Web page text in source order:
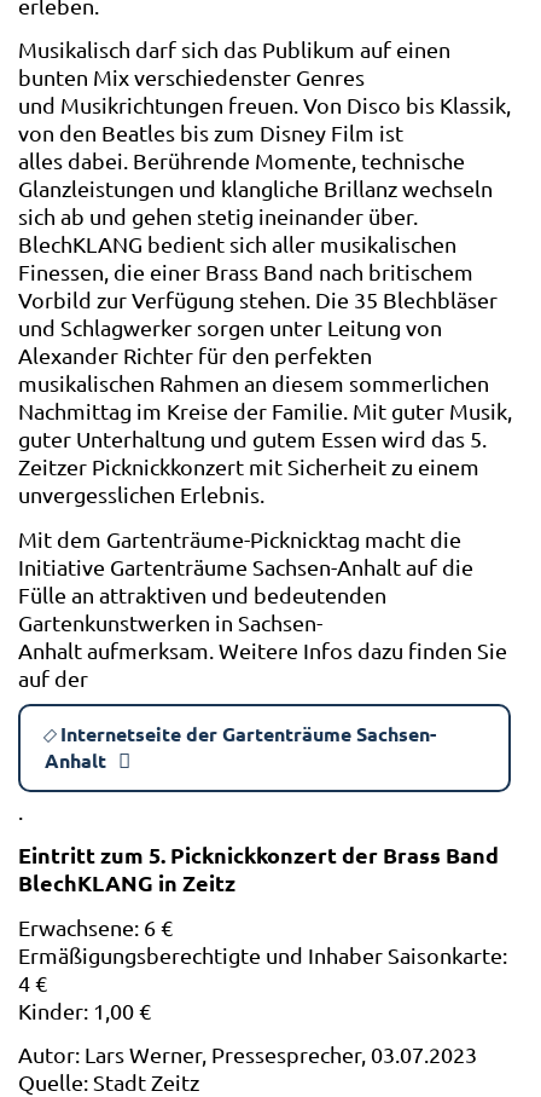
erleben.
Musikalisch darf sich das Publikum auf einen
bunten Mix verschiedenster Genres
und Musikrichtungen freuen. Von Disco bis Klassik,
von den Beatles bis zum Disney Film ist
alles dabei. Berührende Momente, technische
Glanzleistungen und klangliche Brillanz wechseln
sich ab und gehen stetig ineinander über.
BlechKLANG bedient sich aller musikalischen
Finessen, die einer Brass Band nach britischem
Vorbild zur Verfügung stehen. Die 35 Blechbläser
und Schlagwerker sorgen unter Leitung von
Alexander Richter für den perfekten
musikalischen Rahmen an diesem sommerlichen
Nachmittag im Kreise der Familie. Mit guter Musik,
guter Unterhaltung und gutem Essen wird das 5.
Zeitzer Picknickkonzert mit Sicherheit zu einem
unvergesslichen Erlebnis.
Mit dem Gartenträume-Picknicktag macht die
Initiative Gartenträume Sachsen-Anhalt auf die
Fülle an attraktiven und bedeutenden
Gartenkunstwerken in Sachsen-
Anhalt aufmerksam. Weitere Infos dazu finden Sie
auf der
Internetseite der Gartenträume Sachsen-
Anhalt
Eintritt zum 5. Picknickkonzert der Brass Band
BlechKLANG in Zeitz
Erwachsene: 6 €
Ermäßigungsberechtigte und Inhaber Saisonkarte:
4 €
Kinder: 1,00 €
Autor: Lars Werner, Pressesprecher, 03.07.2023
Quelle: Stadt Zeitz